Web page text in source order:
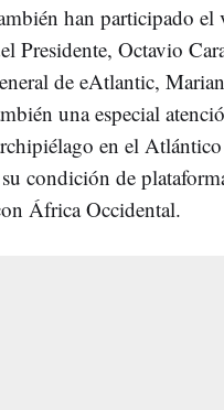
han participado el
Presidente, Octavio
de eAtlantic,
una especial
en el
condición de
África Occidental.